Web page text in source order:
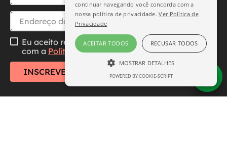
Eu aceito receber essa newsletter, li e concordo
com a Política de Privacidade
INSCREVER-SE
continuar navegando você concorda com a
nossa política de privacidade.Ver Política de
Privacidade
ACEITAR TODOS RECUSAR TODOS
MOSTRAR DETALHES
ESTRITAMENTE NECESSÁRIO
POWERED BY COOKIE-SCRIPT